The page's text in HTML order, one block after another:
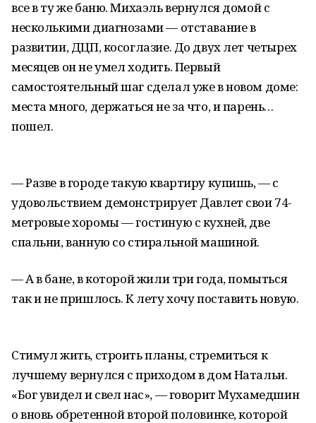
все в ту же баню. Михаэль вернулся домой с
несколькими диагнозами — отставание в
развитии, ДЦП, косоглазие. До двух лет четырех
месяцев он не умел ходить. Первый
самостоятельный шаг сделал уже в новом доме:
места много, держаться не за что, и парень…
пошел.
— Разве в городе такую квартиру купишь, — с
удовольствием демонстрирует Давлет свои 74-
метровые хоромы — гостиную с кухней, две
спальни, ванную со стиральной машиной.
— А в бане, в которой жили три года, помыться
так и не пришлось. К лету хочу поставить новую.
Стимул жить, строить планы, стремиться к
лучшему вернулся с приходом в дом Натальи.
«Бог увидел и свел нас», — говорит Мухамедшин
о вновь обретенной второй половинке, которой